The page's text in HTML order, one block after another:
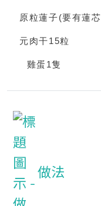
原粒蓮子(要有蓮芯
元肉干15粒
雞蛋 1隻
做法